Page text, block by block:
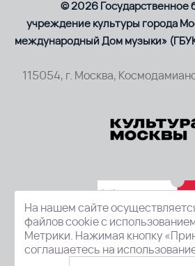
© 2026
учреждение культуры города
международный Дом музыки»
115054, г. Москва,
На нашем сайте
файлов cookie с
Метрики. Нажимая кнопку
соглашаетесь на